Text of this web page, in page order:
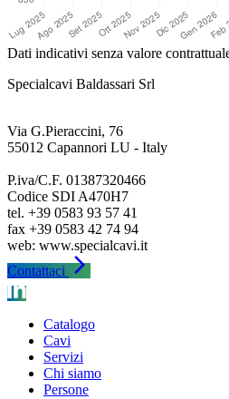
Dati indicativi senza valore
Specialcavi Baldassari Srl
Via G.Pieraccini, 76
55012 Capannori LU - Italy
P.iva/C.F. 01387320466
Codice SDI A470H7
tel. +39 0583 93 57 41
fax +39 0583 42 74 94
Contattaci arrow_forward_ios
Catalogo
Cavi
Servizi
Chi siamo
Persone